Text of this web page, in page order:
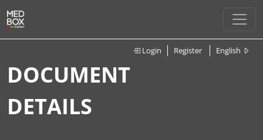
Login Register English
DOCUMENT
DETAILS